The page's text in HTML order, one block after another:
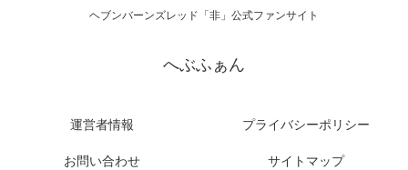
ヘブンバーンズレッド「非」公式ファンサイト
へぶふぁん
運営者情報 プライバシーポリシー
お問い合わせ サイトマップ